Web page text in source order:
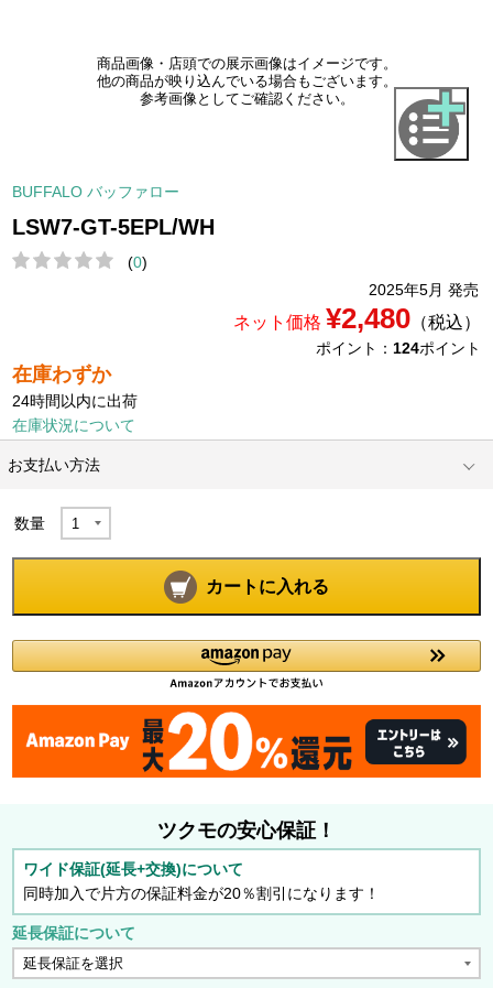
商品画像・店頭での展示画像はイメージです。
他の商品が映り込んでいる場合もございます。
参考画像としてご確認ください。
BUFFALO バッファロー
LSW7-GT-5EPL/WH
(0)
2025年5月 発売
ネット価格 ¥2,480（税込）
ポイント： 124ポイント
在庫わずか
24時間以内に出荷
在庫状況について
お支払い方法
数量
カートに入れる
ツクモの安心保証！
ワイド保証(延長+交換)について
同時加入で片方の保証料金が20％割引になります！
延長保証について